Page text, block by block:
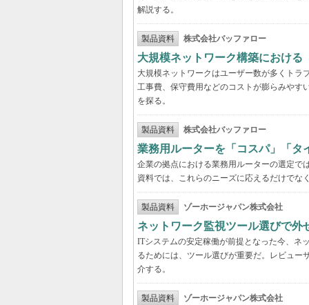
解説する。
製品資料 株式会社バッファロー
大規模ネットワーク構築における
大規模ネットワークはユーザー数が多くトラ
工事費、保守費用などのコストが膨らみやす
を探る。
製品資料 株式会社バッファロー
業務用ルーターを「コスパ」「タ
企業の拠点における業務用ルーターの選定で
資料では、これらのニーズに応えるだけでな
製品資料 ゾーホージャパン株式会社
ネットワーク監視ツール選びで外
ITシステムの安定稼働が前提となった今、ネ
るためには、ツール選びが重要だ。レビュー
介する。
製品資料 ゾーホージャパン株式会社